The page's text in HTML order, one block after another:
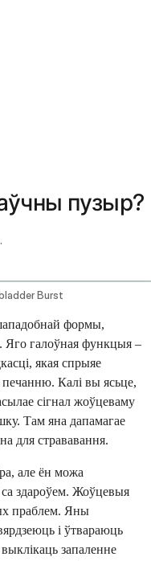
пузыр?
Burst
формы,
Яго галоўная функцыя –
якая спрыяе
Калі вы ясьце,
сігнал жоўцеваму
Там яна дапамагае
для стрававання.
але ён можа
здароўем. Жоўцевыя
праблем. Яны
і ўтвараюць
запаленне